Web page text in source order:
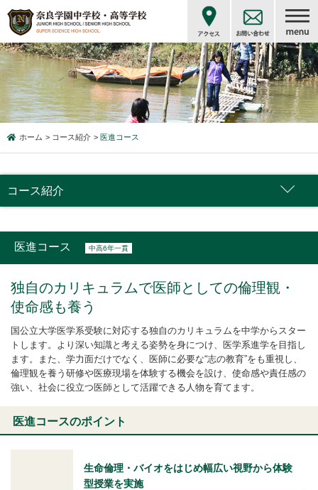
ホーム コース紹介 医進コース
コース紹介
医進コース 中高6年一貫
独自のカリキュラムで医師としての倫理観・
使命感も養う
国公立大学医学系受験に対応する独自のカリキュラムを中学からスター
トします。より深い知識と考える姿勢を身につけ、医学系進学を目指し
ます。また、学力面だけでなく、医師に必要な“志の教育”をも重視し、
倫理観を養う研修や医療現場を体験する機会を設け、使命感や責任感の
強い、社会に役立つ医師として活躍できる人物を育てます。
医進コースのポイント
生命倫理・バイオをはじめ幅広い視野から体験
型授業を実施